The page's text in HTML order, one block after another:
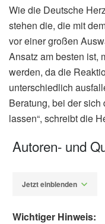
Wie die Deutsche
stehen die, die mit
vor einer großen
Ansatz am besten ist,
werden, da die
unterschiedlich
Beratung, bei der
lassen“, schreibt die
Autoren- und
Jetzt einblenden
Wichtiger Hinweis: